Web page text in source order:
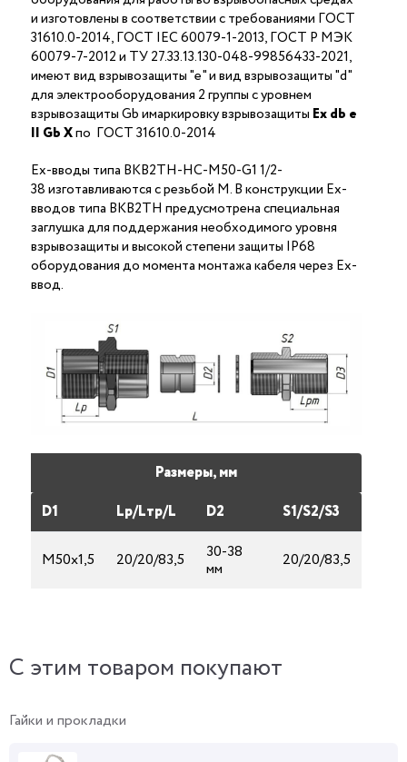
и изготовлены в соответствии с требованиями ГОСТ
31610.0-2014, ГОСТ IEC 60079-1-2013, ГОСТ Р МЭК
60079-7-2012 и ТУ 27.33.13.130-048-99856433-2021,
имеют вид взрывозащиты "е" и вид взрывозащиты "d"
для электрооборудования 2 группы с уровнем
взрывозащиты Gb имаркировку взрывозащиты Ехdb е
II Gb Xпо ГОСТ 31610.0-2014
Ex-вводы типа ВКВ2ТН-НС-М50-G1 1/2-
38 изготавливаются с резьбой M. В конструкции Ex-
вводов типа ВКВ2ТН предусмотрена специальная
заглушка для поддержания необходимого уровня
взрывозащиты и высокой степени защиты IP68
оборудования до момента монтажа кабеля через Ex-
ввод.
Размеры, мм
D1
Lp/Lтp/L D2 S1/S2/S3
М50х1,5 20/20/83,5
30-38
мм
20/20/83,5
C этим товаром покупают
Гайки и прокладки